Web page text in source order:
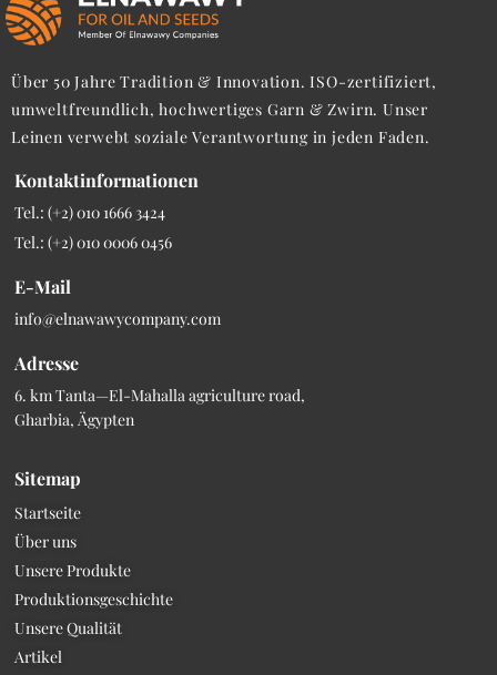
Über 50 Jahre Tradition & Innovation. ISO-zertifiziert,
umweltfreundlich, hochwertiges Garn & Zwirn. Unser
Leinen verwebt soziale Verantwortung in jeden Faden.
Kontaktinformationen
Tel.: (+2) 010 1666 3424
Tel.: (+2) 010 0006 0456
E-Mail
info@elnawawycompany.com
Adresse
6. km Tanta—El-Mahalla agriculture road,
Gharbia, Ägypten
Sitemap
Startseite
Über uns
Unsere Produkte
Produktionsgeschichte
Unsere Qualität
Artikel